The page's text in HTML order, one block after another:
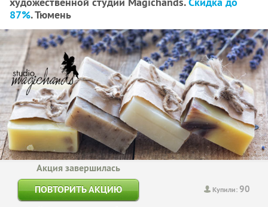
87%. Тюмень
Купили:90
Акция завершилась
ПОВТОРИТЬ АКЦИЮ